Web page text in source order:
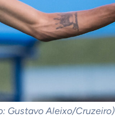
Gustavo Aleixo/Cruzeiro)